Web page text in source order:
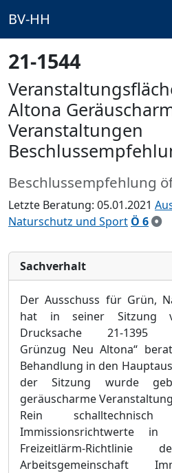
BV-HH
21-1544
Altona
Veranstaltungen
Beschlussempfehlung
Letzte Beratung: 05.01.2021
Naturschutz und Sport Ö 6
Sachverhalt
Der Ausschuss für Grün,
hat in seiner Sitzung
Drucksache 21-1395
Grünzug Neu Altona“
Behandlung in den
der Sitzung wurde
geräuscharme
Rein
Immissionsrichtwerte
Freizeitlärm-
Arbeitsgemeinschaft